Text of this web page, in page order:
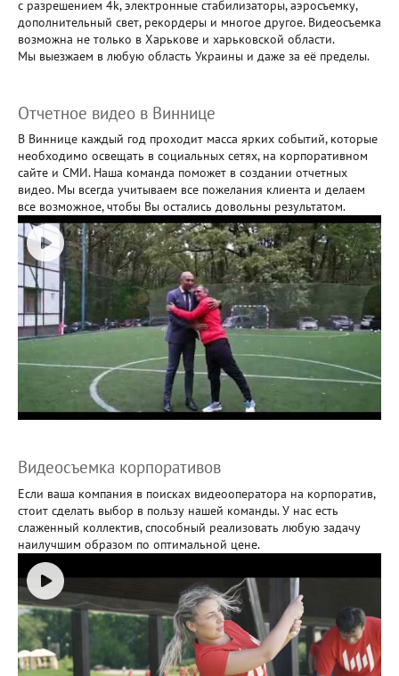
с разрешением 4k, электронные стабилизаторы, аэросъемку,
дополнительный свет, рекордеры и многое другое. Видеосъемка
возможна не только в Харькове и харьковской области.
Мы выезжаем в любую область Украины и даже за её пределы.
Отчетное видео в Виннице
В Виннице каждый год проходит масса ярких событий, которые
необходимо освещать в социальных сетях, на корпоративном
сайте и СМИ. Наша команда поможет в создании отчетных
видео. Мы всегда учитываем все пожелания клиента и делаем
все возможное, чтобы Вы остались довольны результатом.
Видеосъемка корпоративов
Если ваша компания в поисках видеооператора на корпоратив,
стоит сделать выбор в пользу нашей команды. У нас есть
слаженный коллектив, способный реализовать любую задачу
наилучшим образом по оптимальной цене.